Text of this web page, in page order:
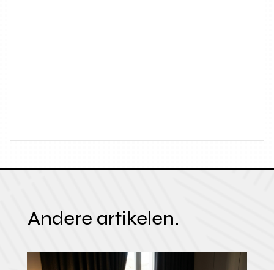
Andere artikelen.